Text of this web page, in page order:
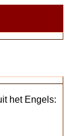
het Engels: